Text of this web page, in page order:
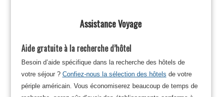
Assistance Voyage
Aide gratuite à la recherche d’hôtel
Besoin d’aide spécifique dans la recherche des hôtels de
votre séjour ? Confiez-nous la sélection des hôtels de votre
périple américain. Vous économiserez beaucoup de temps de